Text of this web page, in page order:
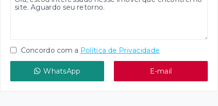
Concordo com a Política de Privacidade
WhatsApp E-mail